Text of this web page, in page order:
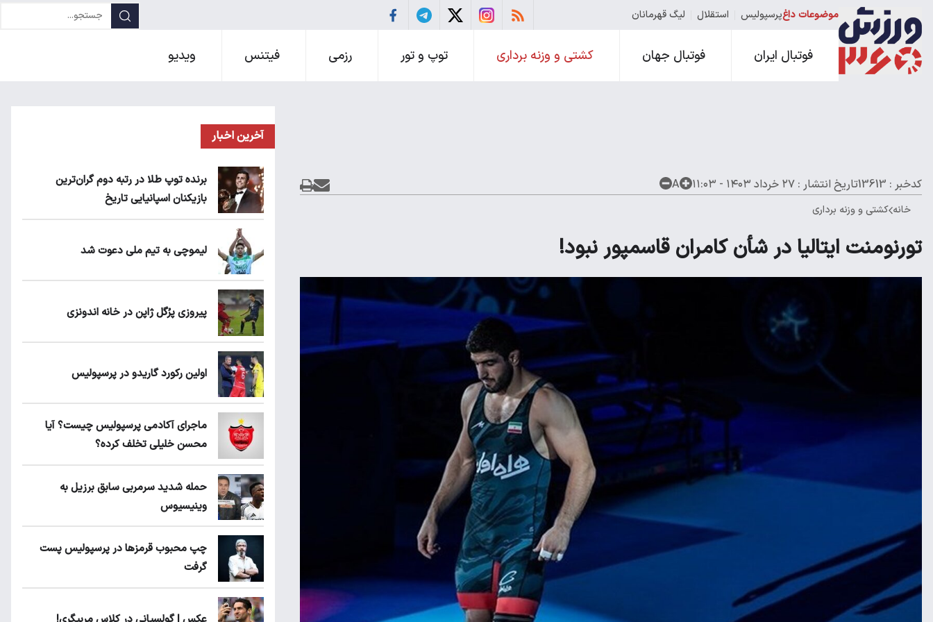
موضوعات داغپرسپولیس استقلال لیگ قهرمانان
فوتبال ایران فوتبال جهان کشتی و وزنه برداری توپ و تور رزمی فیتنس ویدیو
کدخبر : 13613 تاریخ انتشار : ۲۷ خرداد ۱۴۰۳ - ۱۱:۰۳ A
خانه کشتی و وزنه برداری
تورنومنت ایتالیا در شأن کامران قاسمپور نبود!
آخرین اخبار
برنده توپ طلا در رتبه دوم گران‌ترین
بازیکنان اسپانیایی تاریخ
لیموچی به تیم ملی دعوت شد
پیروزی پرُگل ژاپن در خانه اندونزی
اولین رکورد گاریدو در پرسپولیس
ماجرای آکادمی پرسپولیس چیست؟ آیا
محسن خلیلی تخلف کرده؟
حمله شدید سرمربی سابق برزیل به
وینیسیوس
چپ محبوب قرمزها در پرسپولیس پست
گرفت